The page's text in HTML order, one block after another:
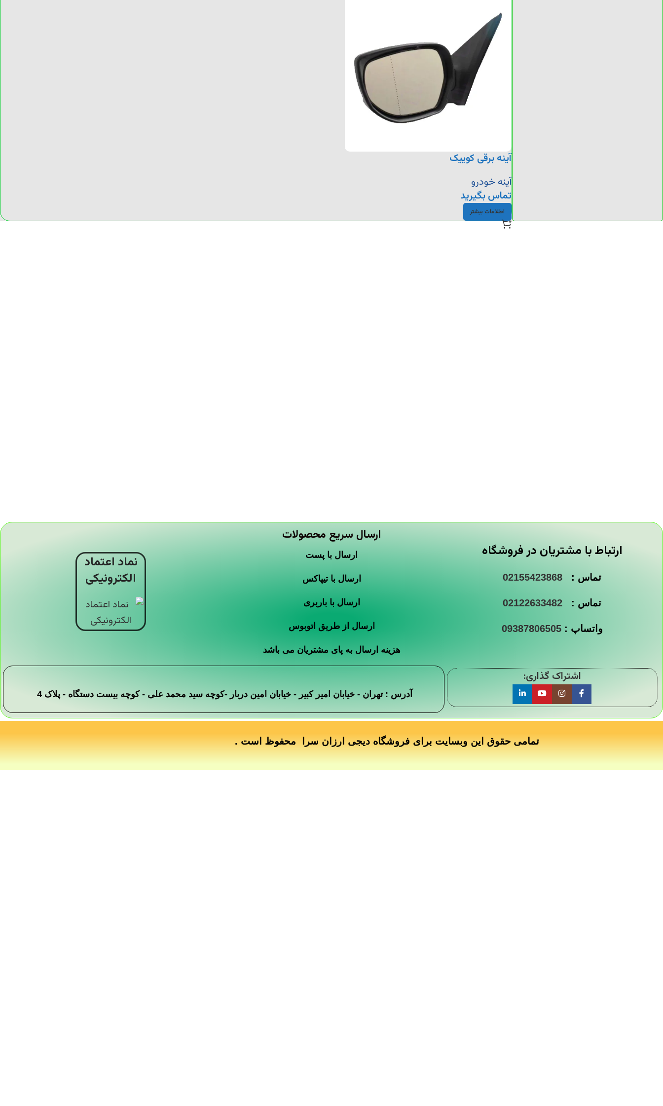
آینه برقی کوییک
آینه خودرو
تماس بگیرید
اطلاعات بیشتر
ارتباط با مشتریان در فروشگاه
تماس : 02155423868
تماس : 02122633482
واتساپ :09387806505
ارسال سریع محصولات
ارسال با پست
ارسال با تیپاکس
ارسال با باربری
ارسال از طریق اتوبوس
هزینه ارسال به پای مشتریان می باشد
نماد اعتماد
الکترونیکی
اشتراک گذاری:
آدرس : تهران - خیابان امیر کبیر - خیابان امین دربار -کوچه سید محمد علی - کوچه بیست دستگاه - پلاک 4
تمامی حقوق این وبسایت برای فروشگاه دیجی ارزان سرا محفوظ است .